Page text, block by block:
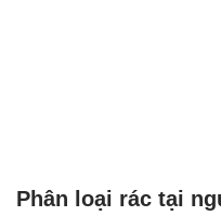
Phân loại rác tại